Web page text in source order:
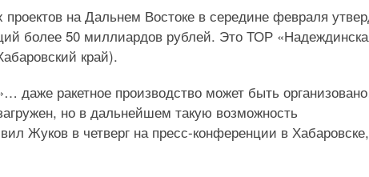
на Дальнем Востоке в середине февраля
более 50 миллиардов рублей. Это ТОР
край).
ракетное производство может быть
но в дальнейшем такую возможность
Жуков в четверг на пресс-конференции в Хабаровске,